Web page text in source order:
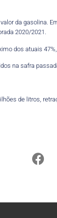
da gasolina.
2020/2021.
dos atuais
na safra
de litros,